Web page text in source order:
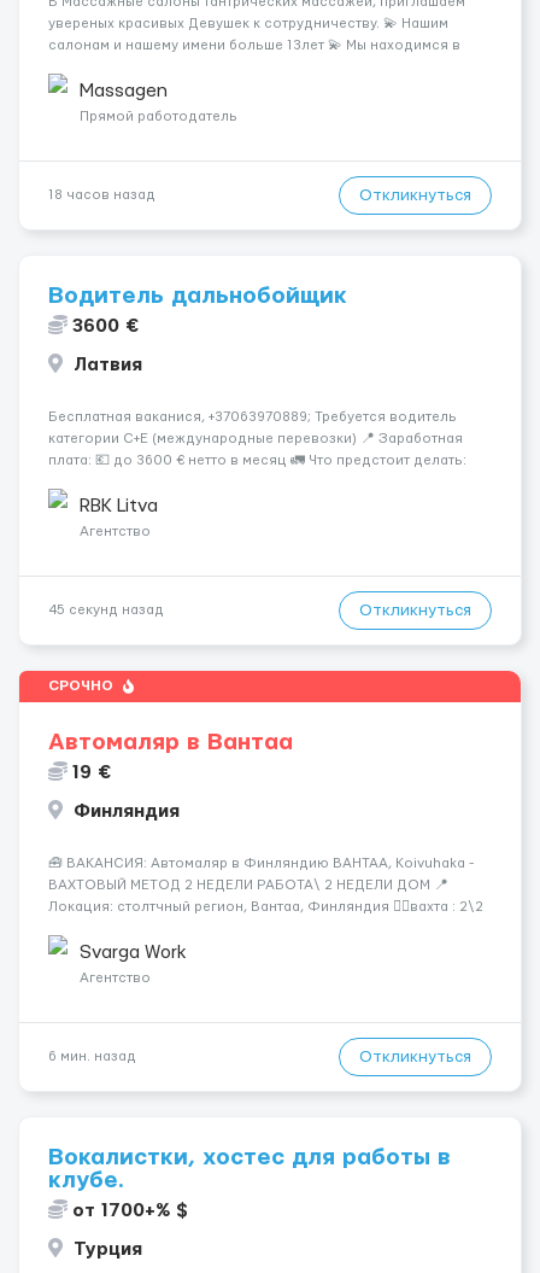
увереных красивых Девушек к сотрудничеству. 💫 Нашим
салонам и нашему имени больше 13лет 💫 Мы находимся в
заработная плата 💚Мы гарантируем Наличие работы. Поток 💝
incall / Out...
Massagen
Прямой работодатель
18 часов назад Откликнуться
Водитель дальнобойщик
3600 €
Латвия
Бесплатная ваканися, +37063970889; Требуется водитель
категории C+E (международные перевозки) 📍 Заработная
плата: 💶 до 3600 € нетто в месяц 🚛 Что предстоит делать:
среднем 400–500 км в день. Погр...
RBK Litva
Агентство
45 секунд назад Откликнуться
СРОЧНО
Автомаляр в Вантаа
19 €
Финляндия
🧰 ВАКАНСИЯ: Автомаляр в Финляндию ВАНТАА, Koivuhaka -
ВАХТОВЫЙ МЕТОД 2 НЕДЕЛИ РАБОТА\ 2 НЕДЕЛИ ДОМ 📍
Локация: столтчный регион, Вантаа, Финляндия 👌🏻вахта : 2\2
час брутто 🏠 Жильё: предоставляется БЕСПЛАТНО 📞
Контакт: +3725672...
Svarga Work
Агентство
6 мин. назад Откликнуться
Вокалистки, хостес для работы в
клубе.
от 1700+% $
Турция